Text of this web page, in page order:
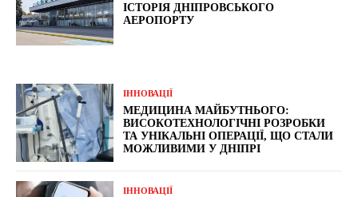
ІСТОРІЯ ДНІПРОВСЬКОГО
АЕРОПОРТУ
ІННОВАЦІЇ
МЕДИЦИНА МАЙБУТНЬОГО:
ВИСОКОТЕХНОЛОГІЧНІ РОЗРОБКИ
ТА УНІКАЛЬНІ ОПЕРАЦІЇ, ЩО СТАЛИ
МОЖЛИВИМИ У ДНІПРІ
ІННОВАЦІЇ